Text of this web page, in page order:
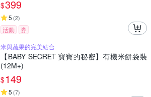
$399
5 (2)
活動
券
米與蔬果的完美結合
【BABY SECRET 寶寶的秘密】有機米餅袋裝
(12M+)
$149
5 (7)